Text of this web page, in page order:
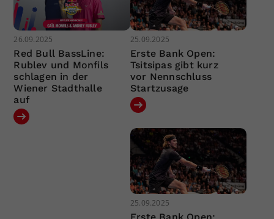
26.09.2025
Red Bull BassLine:
Rublev und Monfils
schlagen in der
Wiener Stadthalle
auf
25.09.2025
Erste Bank Open:
Tsitsipas gibt kurz
vor Nennschluss
Startzusage
25.09.2025